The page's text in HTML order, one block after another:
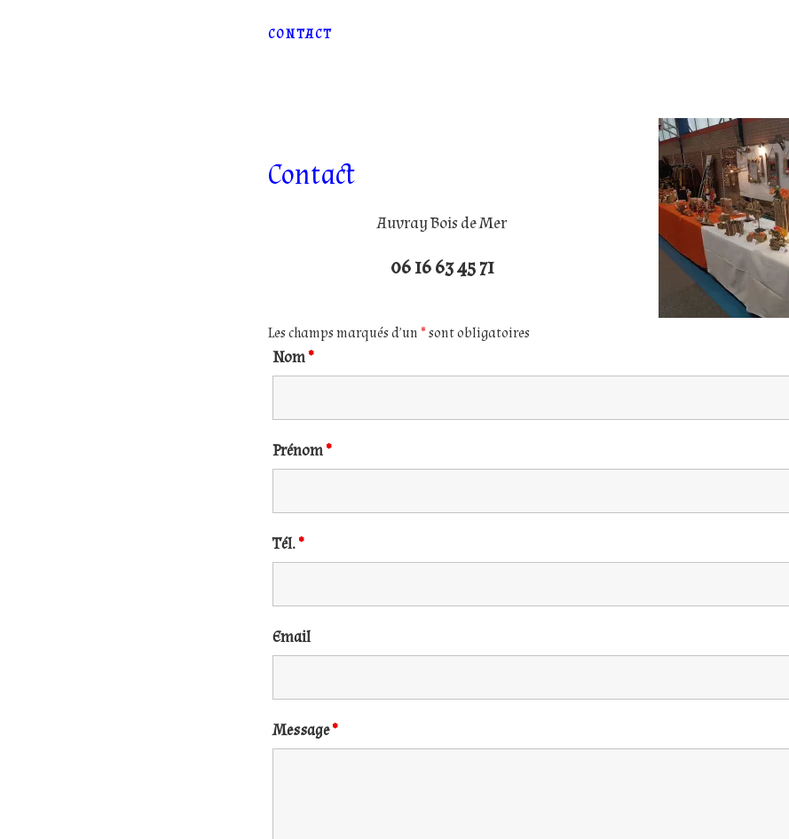
CONTACT
Contact
Auvray Bois de Mer
06 16 63 45 71
Les champs marqués d’un*sont obligatoires
Nom*
Prénom*
Tél.*
Email
Message*